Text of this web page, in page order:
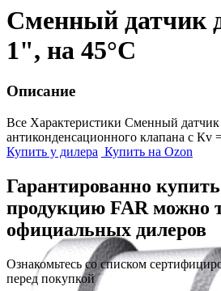
Сменный датчик
1", на 45°C
Описание
Все Характеристики Сменный датчик
антиконденсационного клапана с Кv
Купить у дилера Купить на Ozon
Гарантированно
продукцию FAR можно
официальных дилеров
Ознакомьтесь со списком
перед покупкой